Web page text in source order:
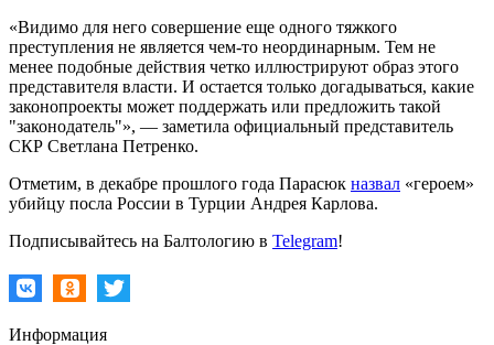
«Видимо для него совершение еще одного тяжкого
преступления не является чем-то неординарным. Тем не
менее подобные действия четко иллюстрируют образ этого
представителя власти. И остается только догадываться, какие
законопроекты может поддержать или предложить такой
"законодатель"», — заметила официальный представитель
СКР Светлана Петренко.
Отметим, в декабре прошлого года Парасюк назвал «героем»
убийцу посла России в Турции Андрея Карлова.
Подписывайтесь на Балтологию в Telegram!
Информация